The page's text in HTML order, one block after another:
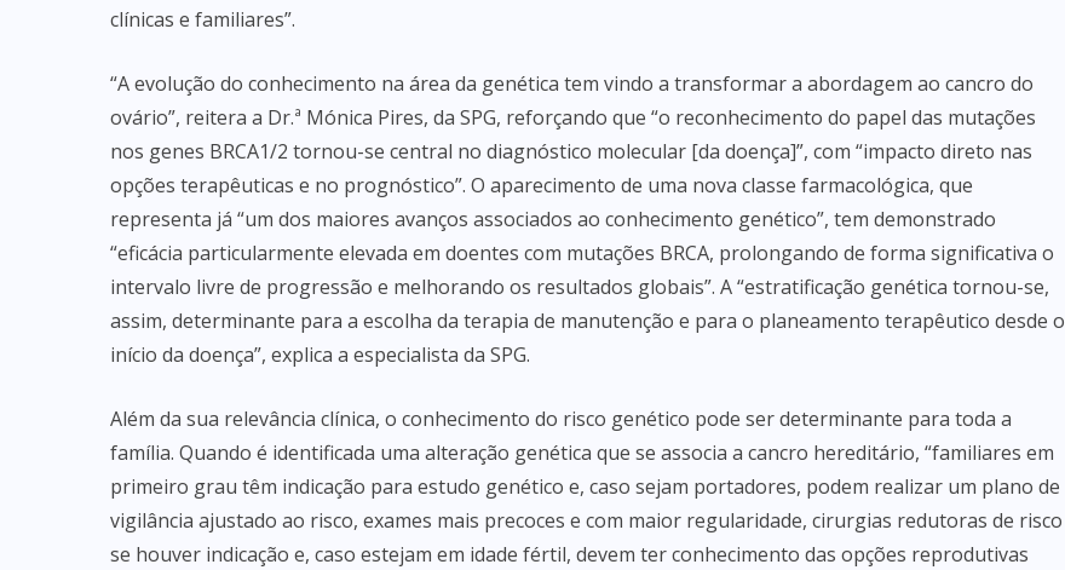
clínicas e familiares”.
“A evolução do conhecimento na área da genética tem vindo a transformar a abordagem ao cancro do
ovário”, reitera a Dr.ª Mónica Pires, da SPG, reforçando que “o reconhecimento do papel das mutações
nos genes BRCA1/2 tornou-se central no diagnóstico molecular [da doença]”, com “impacto direto nas
opções terapêuticas e no prognóstico”. O aparecimento de uma nova classe farmacológica, que
representa já “um dos maiores avanços associados ao conhecimento genético”, tem demonstrado
“eficácia particularmente elevada em doentes com mutações BRCA, prolongando de forma significativa o
intervalo livre de progressão e melhorando os resultados globais”. A “estratificação genética tornou-se,
assim, determinante para a escolha da terapia de manutenção e para o planeamento terapêutico desde o
início da doença”, explica a especialista da SPG.
Além da sua relevância clínica, o conhecimento do risco genético pode ser determinante para toda a
família. Quando é identificada uma alteração genética que se associa a cancro hereditário, “familiares em
primeiro grau têm indicação para estudo genético e, caso sejam portadores, podem realizar um plano de
vigilância ajustado ao risco, exames mais precoces e com maior regularidade, cirurgias redutoras de risco
se houver indicação e, caso estejam em idade fértil, devem ter conhecimento das opções reprodutivas